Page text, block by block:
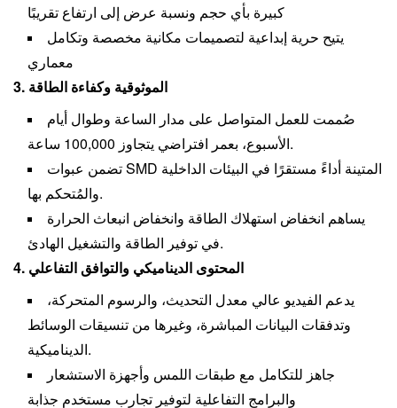
كبيرة بأي حجم ونسبة عرض إلى ارتفاع تقريبًا
يتيح حرية إبداعية لتصميمات مكانية مخصصة وتكامل
معماري
3. الموثوقية وكفاءة الطاقة
صُممت للعمل المتواصل على مدار الساعة وطوال أيام
الأسبوع، بعمر افتراضي يتجاوز 100,000 ساعة.
تضمن عبوات SMD المتينة أداءً مستقرًا في البيئات الداخلية
والمُتحكم بها.
يساهم انخفاض استهلاك الطاقة وانخفاض انبعاث الحرارة
في توفير الطاقة والتشغيل الهادئ.
4. المحتوى الديناميكي والتوافق التفاعلي
يدعم الفيديو عالي معدل التحديث، والرسوم المتحركة،
وتدفقات البيانات المباشرة، وغيرها من تنسيقات الوسائط
الديناميكية.
جاهز للتكامل مع طبقات اللمس وأجهزة الاستشعار
والبرامج التفاعلية لتوفير تجارب مستخدم جذابة